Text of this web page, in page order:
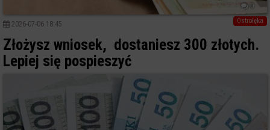
0
Ostrołęka
2026-07-06 18:45
Złożysz wniosek, dostaniesz 300 złotych.
Lepiej się pospieszyć